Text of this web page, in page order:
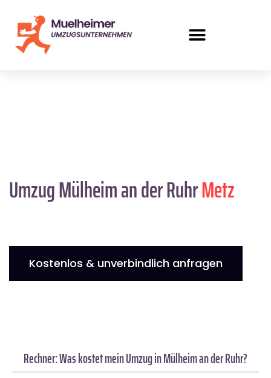
Umzug Mülheim an der RuhrMetz
Kostenlos & unverbindlich anfragen
Rechner: Was kostet mein Umzug in Mülheim an der Ruhr?